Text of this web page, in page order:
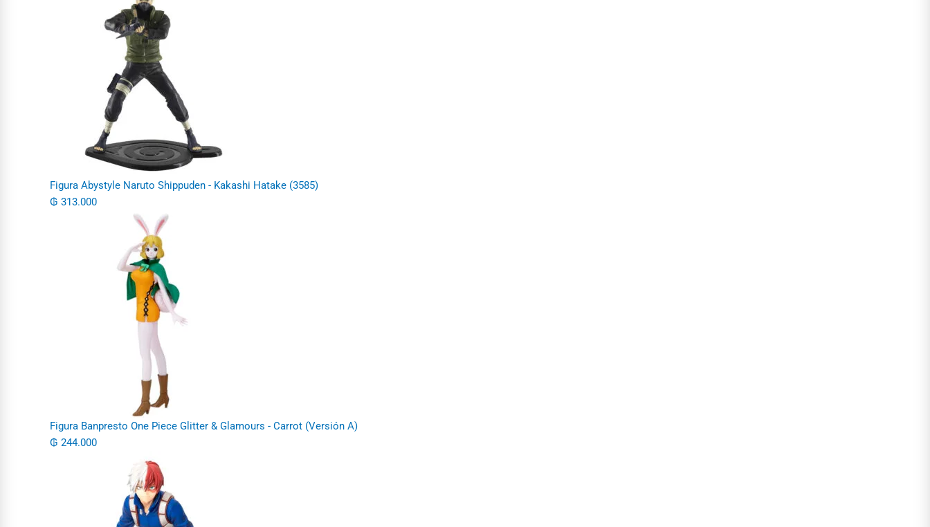
Figura Abystyle Naruto Shippuden - Kakashi Hatake (3585)
₲ 313.000
Figura Banpresto One Piece Glitter & Glamours - Carrot (Versión A)
₲ 244.000